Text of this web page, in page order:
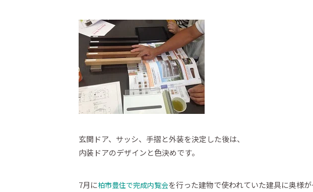
玄関ドア、サッシ、手摺と外装を決定した後は、
内装ドアのデザインと色決めです。
7月に柏市豊住で完成内覧会を行った建物で使われていた建具に奥様